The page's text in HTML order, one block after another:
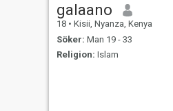
galaano
18 • Kisii, Nyanza, Kenya
Söker: Man 19 - 33
Religion: Islam